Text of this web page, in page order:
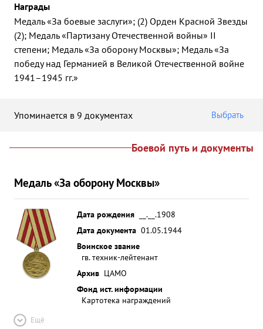
Награды
Медаль «За боевые заслуги»; (2) Орден Красной Звезды
(2); Медаль «Партизану Отечественной войны» II
степени; Медаль «За оборону Москвы»; Медаль «За
победу над Германией в Великой Отечественной войне
1941–1945 гг.»
Упоминается в 9 документах Выбрать
Боевой путь и документы
Медаль «За оборону Москвы»
Дата рождения
__.__.1908
Дата документа 01.05.1944
Воинское звание
гв. техник-лейтенант
Архив ЦАМО
Фонд ист. информации
Картотека награждений
Ещё